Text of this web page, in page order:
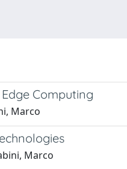
Computing
Marco
Marco